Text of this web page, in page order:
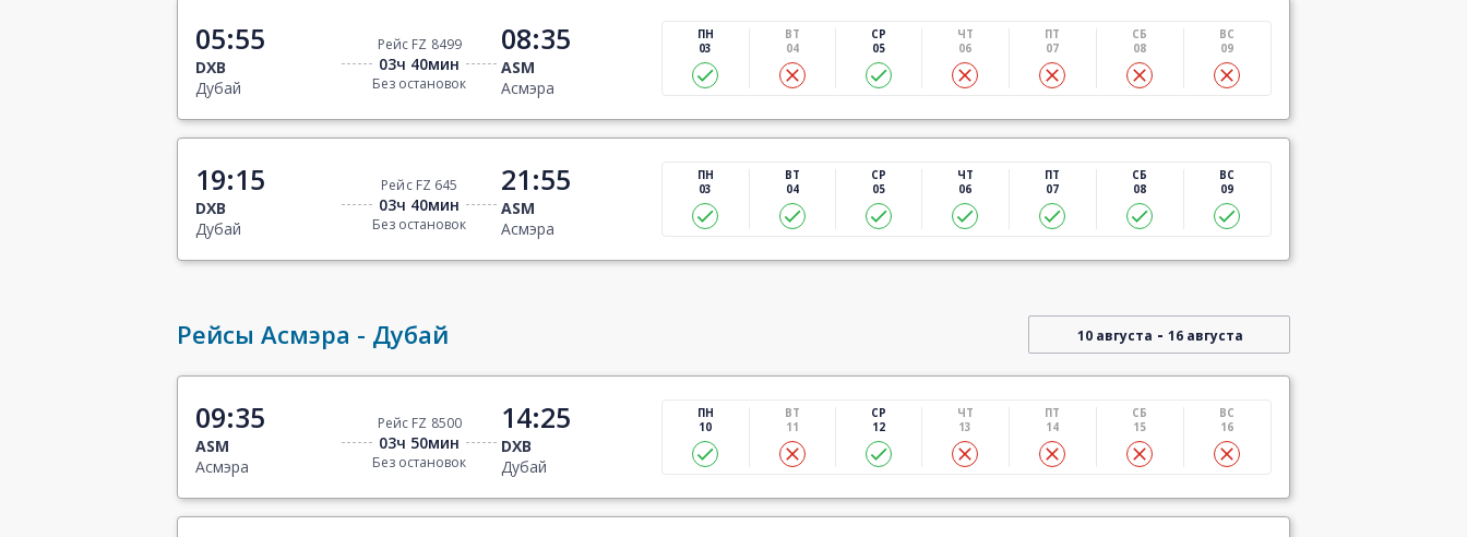
05:55
DXB
Дубай
Рейс FZ 8499
03ч 40мин
Без остановок
08:35
ASM
Асмэра
ПН
03
ВТ
04
СР
05
ЧТ
06
ПТ
07
СБ
08
ВС
09
19:15
DXB
Дубай
Рейс FZ 645
03ч 40мин
Без остановок
21:55
ASM
Асмэра
ПН
03
ВТ
04
СР
05
ЧТ
06
ПТ
07
СБ
08
ВС
09
Рейсы Асмэра - Дубай 10 августа - 16 августа
09:35
ASM
Асмэра
Рейс FZ 8500
03ч 50мин
Без остановок
14:25
DXB
Дубай
ПН
10
ВТ
11
СР
12
ЧТ
13
ПТ
14
СБ
15
ВС
16